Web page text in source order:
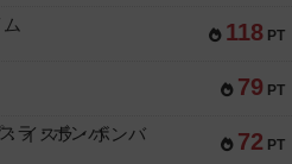
118 PT
79 PT
72 PT
イスラ・ボンバ